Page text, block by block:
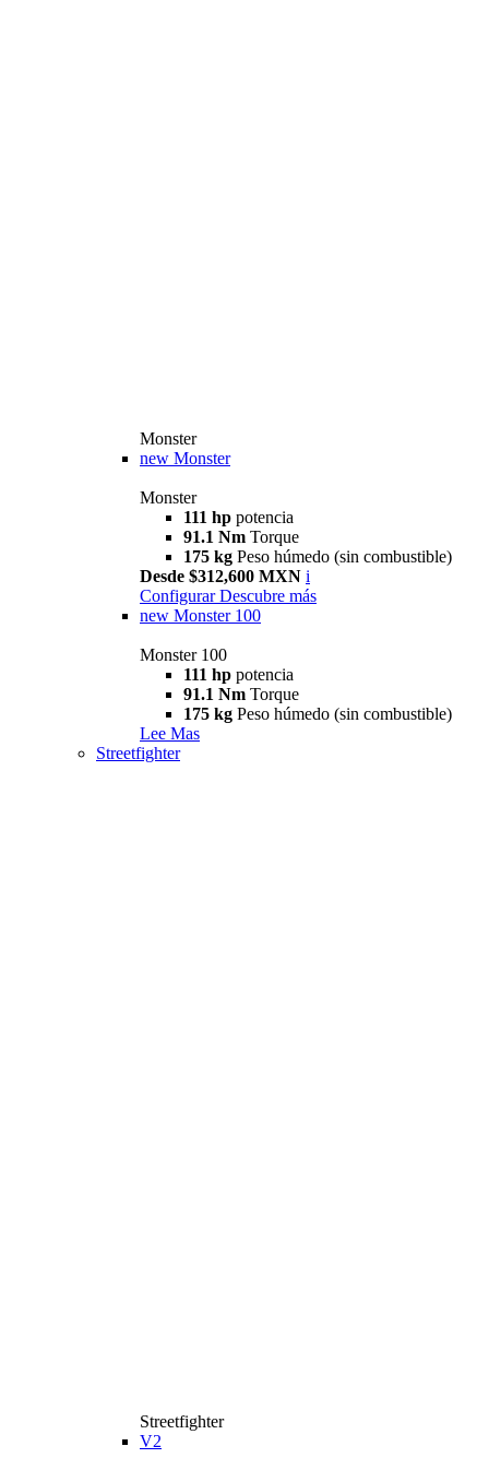
Monster
new Monster
Monster
111 hp potencia
91.1 Nm Torque
175 kg Peso húmedo (sin combustible)
Desde $312,600 MXN i
Configurar Descubre más
new Monster 100
Monster 100
111 hp potencia
91.1 Nm Torque
175 kg Peso húmedo (sin combustible)
Lee Mas
Streetfighter
Streetfighter
V2